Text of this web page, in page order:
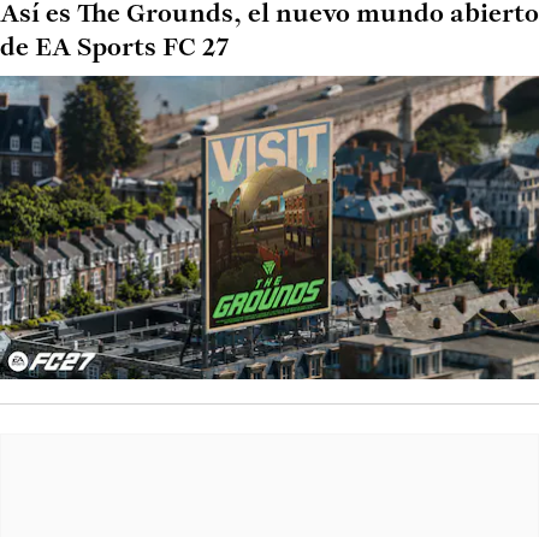
Así es The Grounds, el nuevo mundo abierto
de EA Sports FC 27